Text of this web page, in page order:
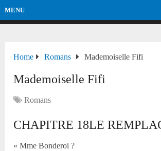
MENU
Home Romans Mademoiselle Fifi
Mademoiselle Fifi
Romans
CHAPITRE 18LE
« Mme Bonderoi ?